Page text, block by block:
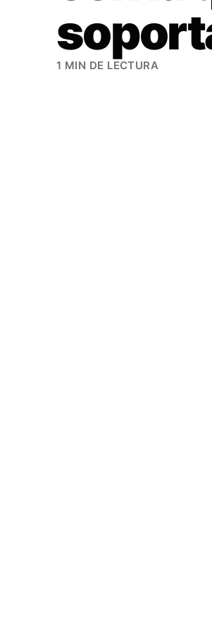
1 MIN DE LECTURA